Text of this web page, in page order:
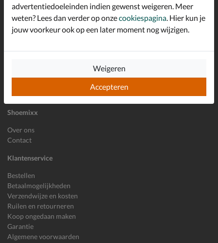
Shoemixx
Over ons
Contact
Klantenservice
Bestellen
Betaalmogelijkheden
Verzendwijze en kosten
Ruilen en retourneren
Koop ongedaan maken
Garantie
Algemene voorwaarden
welkomstkorting!
Inschrijven
advertentiedoeleinden indien gewenst weigeren. Meer
weten? Lees dan verder op onzecookiespagina. Hier kun je
jouw voorkeur ook op een later moment nog wijzigen.
Accepteren
Weigeren